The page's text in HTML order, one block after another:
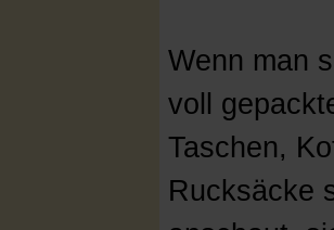
Wenn man
voll
Taschen,
Rucksäcke